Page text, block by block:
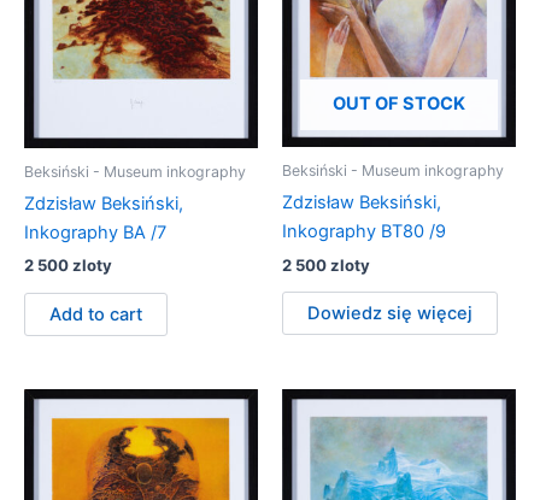
Beksiński - Museum inkography
Zdzisław Beksiński,
Inkography BA /7
2 500zloty
Add to cart
OUT OF STOCK
Beksiński - Museum inkography
Zdzisław Beksiński,
Inkography BT80 /9
2 500zloty
Dowiedz się więcej